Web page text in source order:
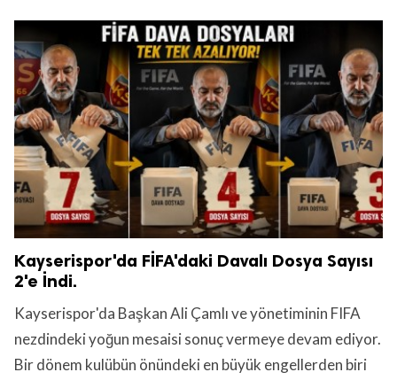
Kayserispor'da FİFA'daki Davalı Dosya Sayısı
2'e İndi.
Kayserispor'da Başkan Ali Çamlı ve yönetiminin FIFA
nezdindeki yoğun mesaisi sonuç vermeye devam ediyor.
Bir dönem kulübün önündeki en büyük engellerden biri